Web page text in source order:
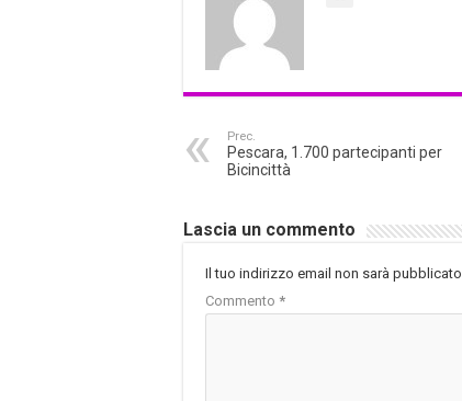
Prec.
Pescara, 1.700 partecipanti per
Bicincittà
Lascia un commento
Il tuo indirizzo email non sarà pubblicato.
Commento *